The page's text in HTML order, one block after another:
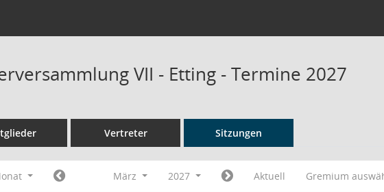
VII - Etting - Termine 2027
Vertreter Sitzungen
März 2027 Aktuell Gremium